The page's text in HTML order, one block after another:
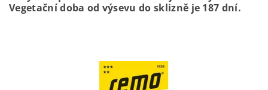
Vegetační doba od výsevu do sklizně je 187 dní.